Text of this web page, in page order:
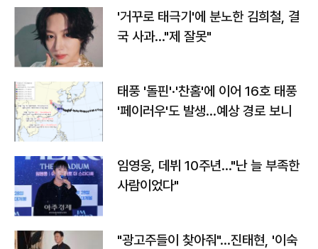
'거꾸로 태극기'에 분노한 김희철, 결
국 사과…"제 잘못"
태풍 '돌핀'·'찬홈'에 이어 16호 태풍
'페이러우'도 발생…예상 경로 보니
임영웅, 데뷔 10주년…"난 늘 부족한
사람이었다"
"광고주들이 찾아줘"…진태현, '이숙